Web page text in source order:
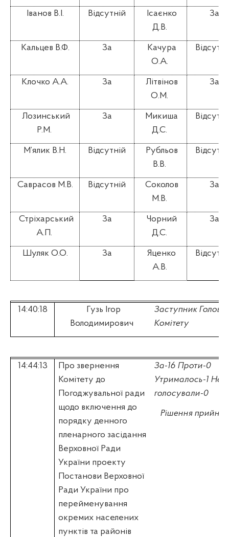
Іванов В.І. Відсутній
Ісаєнко
Д.В.
За
Кальцев В.Ф. За
Качура
О.А.
Клочко А.А. За
Літвінов
О.М.
За
Лозинський
Р.М.
За
Микиша
Д.С.
М’ялик В.Н. Відсутній
Рубльов
В.В.
Саврасов М.В. Відсутній
Соколов
М.В.
За
Стріхарський
А.П.
За
Чорний
Д.С.
За
Шуляк О.О. За
Яценко
А.В.
14:40:18
Гузь Ігор
Володимирович
Заступник Голови
Комітету
14:44:13
Про звернення
Комітету до
Погоджувальної ради
щодо включення до
порядку денного
пленарного засідання
Верховної Ради
України проекту
Постанови Верховної
Ради України про
перейменування
окремих населених
пунктів та районів
За-16 Проти-0
Утрималось-1 Не
голосували-0
Рішення